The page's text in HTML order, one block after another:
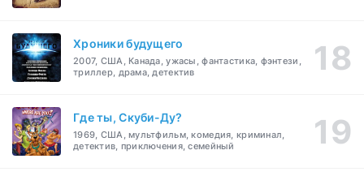
Хроники будущего
2007, США, Канада, ужасы, фантастика, фэнтези,
триллер, драма, детектив
Где ты, Скуби-Ду?
1969, США, мультфильм, комедия, криминал,
детектив, приключения, семейный